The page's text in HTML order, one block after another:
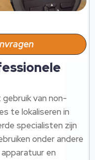
van non-
te lokaliseren in
specialisten zijn
onder andere
en